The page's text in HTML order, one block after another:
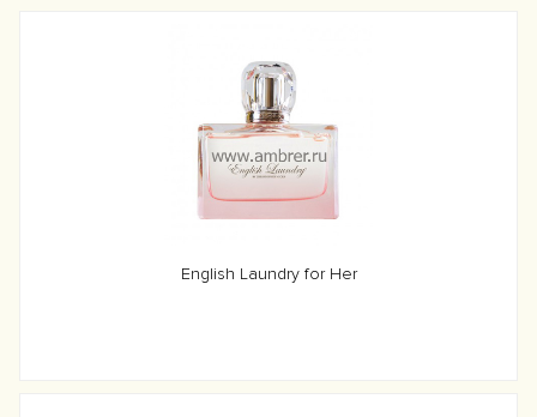
English Laundry for Her